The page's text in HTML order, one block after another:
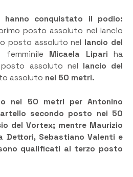
conquistato il podio:
posto assoluto nel lancio
posto assoluto nel lancio del
Micaela Lipari ha
assoluto nel lancio del
assoluto nei 50 metri.
nei 50 metri per Antonino
secondo posto nei 50
del Vortex; mentre Maurizio
Dettori, Sebastiano Valenti e
qualificati al terzo posto